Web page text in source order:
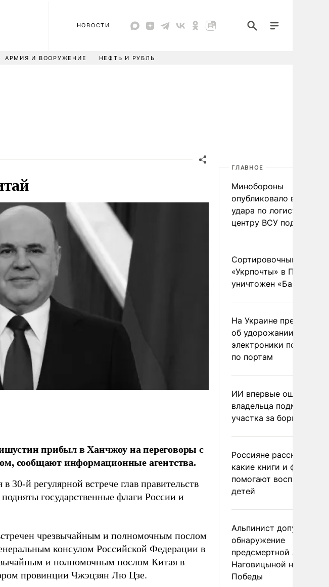
НОВОСТИ
АРМИЯ И ВООРУЖЕНИЕ НЕФТЬ И РУБЛЬ
прибыл в Ханчжоу на переговоры с
сообщают информационные агентства.
й регулярной встрече глав правительств
государственные флаги России и
чрезвычайным и полномочным послом
консулом Российской Федерации в
и полномочным послом Китая в
провинции Чжэцзян Лю Цзе.
ГЛАВНОЕ
Минобороны
опубликовало видео
удара по
центру ВСУ под Киевом
Сортировочный пункт
«Укрпочты» в
уничтожен
На Украине
об удорожании
электроники после
по портам
ИИ впервые
владельца
участка за борщевик
Россияне рассказали,
какие книги и фильмы
помогают воспитывать
детей
Альпинист допустил
обнаружение
предсмертной записки
Наговицыной на пике
Победы